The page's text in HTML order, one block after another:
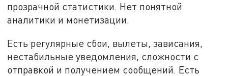
прозрачной статистики. Нет понятной
аналитики и монетизации.
Есть регулярные сбои, вылеты, зависания,
нестабильные уведомления, сложности с
отправкой и получением сообщений. Есть